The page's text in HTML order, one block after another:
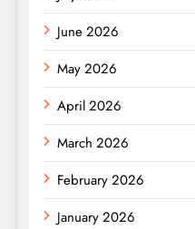
June 2026
May 2026
April 2026
March 2026
February 2026
January 2026